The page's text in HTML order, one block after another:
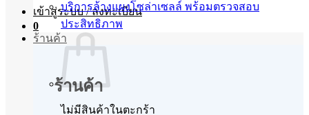
เข้าสู่ระบบ / ลงทะเบียน
0
ไม่มีสินค้าในตะกร้า
บริการล้างแผงโซล่าเซลล์ พร้อมตรวจสอบ
ประสิทธิภาพ
ร้านค้า
ร้านค้า